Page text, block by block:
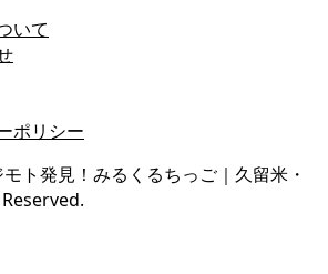
いて
ポリシー
モト発見！みるくるちっご｜久留米・